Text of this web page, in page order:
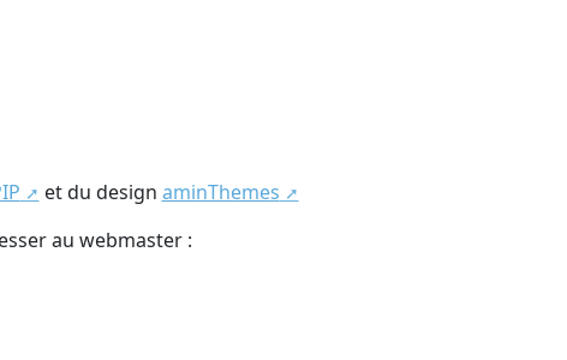
et du design aminThemes
au webmaster :